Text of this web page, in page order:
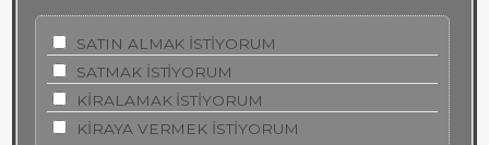
SATIN ALMAK İSTİYORUM
SATMAK İSTİYORUM
KİRALAMAK İSTİYORUM
KİRAYA VERMEK İSTİYORUM